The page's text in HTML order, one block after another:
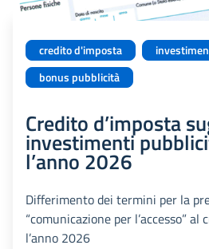
credito d'imposta
bonus pubblicità
Credito d’imposta
investimenti
l’anno 2026
Differimento dei termini per la
“comunicazione per l’accesso”
l’anno 2026